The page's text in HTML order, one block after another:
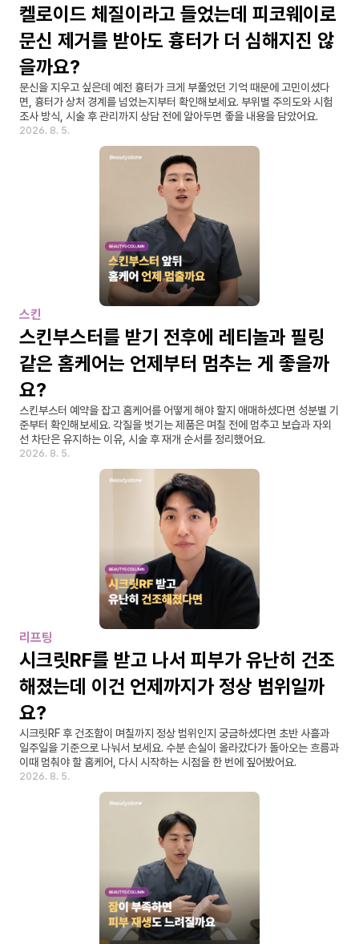
켈로이드 체질이라고 들었는데 피코웨이로
문신 제거를 받아도 흉터가 더 심해지진 않
을까요?
문신을 지우고 싶은데 예전 흉터가 크게 부풀었던 기억 때문에 고민이셨다
면, 흉터가 상처 경계를 넘었는지부터 확인해보세요. 부위별 주의도와 시험
조사 방식, 시술 후 관리까지 상담 전에 알아두면 좋을 내용을 담았어요.
2026. 8. 5.
스킨
스킨부스터를 받기 전후에 레티놀과 필링
같은 홈케어는 언제부터 멈추는 게 좋을까
요?
스킨부스터 예약을 잡고 홈케어를 어떻게 해야 할지 애매하셨다면 성분별 기
준부터 확인해보세요. 각질을 벗기는 제품은 며칠 전에 멈추고 보습과 자외
선 차단은 유지하는 이유, 시술 후 재개 순서를 정리했어요.
2026. 8. 5.
리프팅
시크릿RF를 받고 나서 피부가 유난히 건조
해졌는데 이건 언제까지가 정상 범위일까
요?
시크릿RF 후 건조함이 며칠까지 정상 범위인지 궁금하셨다면 초반 사흘과
일주일을 기준으로 나눠서 보세요. 수분 손실이 올라갔다가 돌아오는 흐름과
이때 멈춰야 할 홈케어, 다시 시작하는 시점을 한 번에 짚어봤어요.
2026. 8. 5.